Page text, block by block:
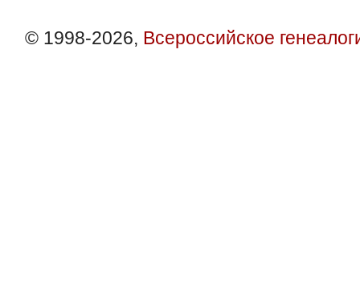
© 1998-2026, Всероссийское